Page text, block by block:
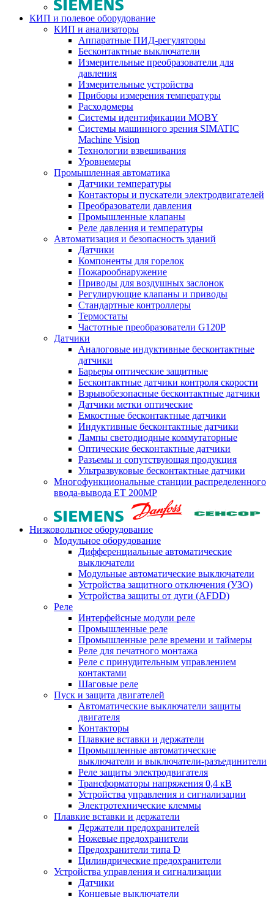
КИП и полевое оборудование
КИП и анализаторы
Аппаратные ПИД-регуляторы
Бесконтактные выключатели
Измерительные преобразователи для
давления
Измерительные устройства
Приборы измерения температуры
Расходомеры
Системы идентификации MOBY
Системы машинного зрения SIMATIC
Machine Vision
Технологии взвешивания
Уровнемеры
Промышленная автоматика
Датчики температуры
Контакторы и пускатели электродвигателей
Преобразователи давления
Промышленные клапаны
Реле давления и температуры
Автоматизация и безопасность зданий
Датчики
Компоненты для горелок
Пожарообнаружение
Приводы для воздушных заслонок
Регулирующие клапаны и приводы
Стандартные контроллеры
Термостаты
Частотные преобразователи G120P
Датчики
Аналоговые индуктивные бесконтактные
датчики
Барьеры оптические защитные
Бесконтактные датчики контроля скорости
Взрывобезопасные бесконтактные датчики
Датчики метки оптические
Емкостные бесконтактные датчики
Индуктивные бесконтактные датчики
Лампы светодиодные коммутаторные
Оптические бесконтактные датчики
Разъемы и сопутствующая продукция
Ультразвуковые бесконтактные датчики
Многофункциональные станции распределенного
ввода-вывода ET 200MP
Низковольтное оборудование
Модульное оборудование
Дифференциальные автоматические
выключатели
Модульные автоматические выключатели
Устройства защитного отключения (УЗО)
Устройства защиты от дуги (AFDD)
Реле
Интерфейсные модули реле
Промышленные реле
Промышленные реле времени и таймеры
Реле для печатного монтажа
Реле с принудительным управлением
контактами
Шаговые реле
Пуск и защита двигателей
Автоматические выключатели защиты
двигателя
Контакторы
Плавкие вставки и держатели
Промышленные автоматические
выключатели и выключатели-разъединители
Реле защиты электродвигателя
Трансформаторы напряжения 0,4 кВ
Устройства управления и сигнализации
Электротехнические клеммы
Плавкие вставки и держатели
Держатели предохранителей
Ножевые предохранители
Предохранители типа D
Цилиндрические предохранители
Устройства управления и сигнализации
Датчики
Концевые выключатели